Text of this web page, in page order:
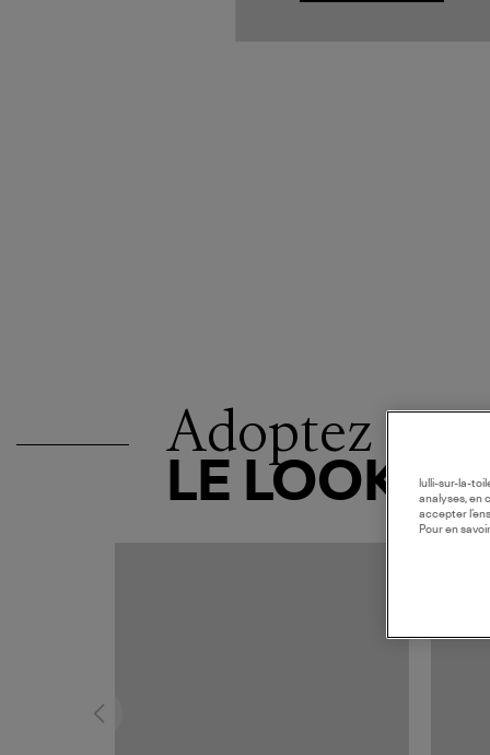
Adoptez
LE LOOK
lulli-sur-la-
analyses, en
accepter
Pour en